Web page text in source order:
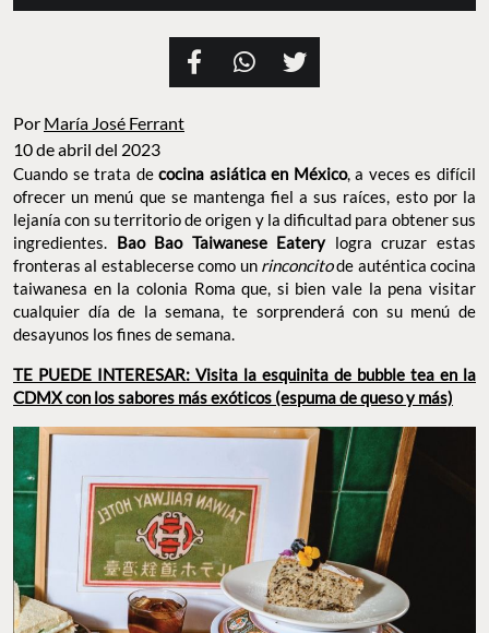
Por María José Ferrant
10 de abril del 2023
Cuando se trata decocina asiática en México, a veces es difícil
ofrecer un menú que se mantenga fiel a sus raíces, esto por la
lejanía con su territorio de origen y la dificultad para obtener sus
ingredientes. Bao Bao Taiwanese Eatery logra cruzar estas
fronteras al establecerse como un rinconcitode auténtica cocina
taiwanesa en la colonia Roma que, si bien vale la pena visitar
cualquier día de la semana, te sorprenderá con su menú de
desayunos los fines de semana.
TE PUEDE INTERESAR: Visita la esquinita de bubble tea en la
CDMX con los sabores más exóticos (espuma de queso y más)